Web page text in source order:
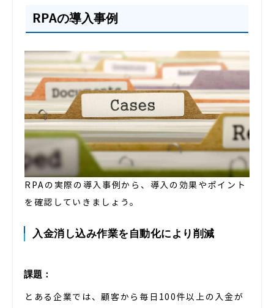
RPAの導入事例
RPAの実際の導入事例から、導入の効果やポイント
を確認していきましょう。
入金消し込み作業を自動化により削減
課題：
とある企業では、顧客から毎日100件以上の入金が